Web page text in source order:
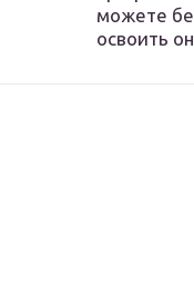
можете
освоить